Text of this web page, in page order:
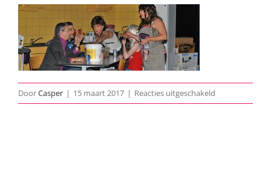
DoorCasper | 15 maart 2017 | Reacties uitgeschakeld
Kaviaar-